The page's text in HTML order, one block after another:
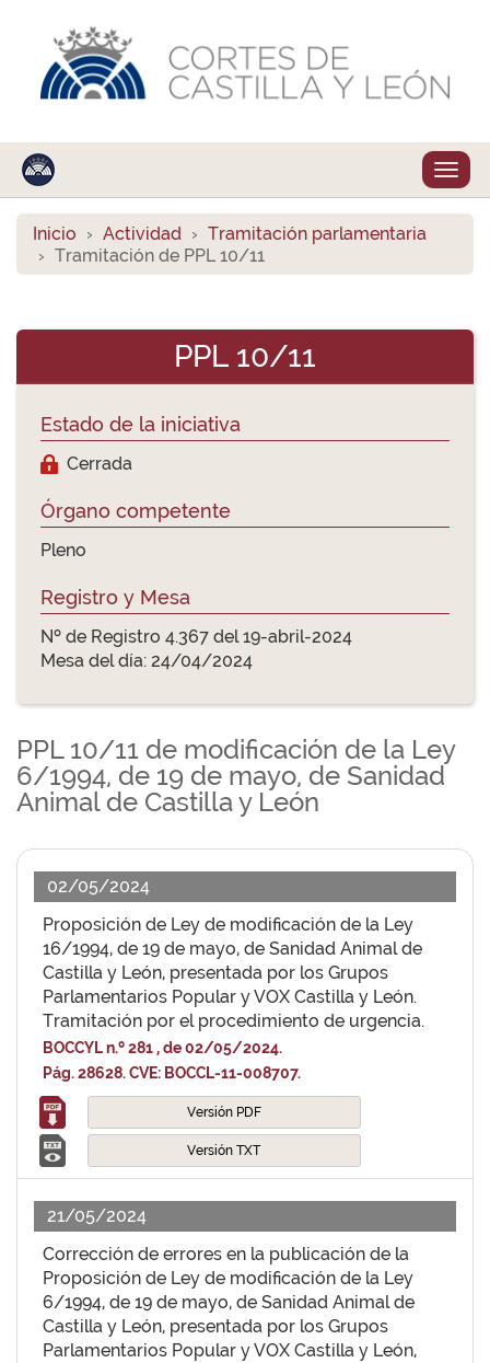
Inicio Actividad
Tramitación parlamentaria
Tramitación de PPL 10/11
PPL 10/11
Estado de la iniciativa
Cerrada
Órgano competente
Pleno
Registro y Mesa
Nº de Registro 4.367 del 19-abril-2024
Mesa del día: 24/04/2024
PPL 10/11 de modificación de la Ley
6/1994, de 19 de mayo, de Sanidad
Animal de Castilla y León
02/05/2024
Proposición de Ley de modificación de la Ley
16/1994, de 19 de mayo, de Sanidad Animal de
Castilla y León, presentada por los Grupos
Parlamentarios Popular y VOX Castilla y León.
Tramitación por el procedimiento de urgencia.
BOCCYL n.º 281 , de 02/05/2024.
Pág. 28628. CVE: BOCCL-11-008707.
Versión PDF
Versión TXT
21/05/2024
Corrección de errores en la publicación de la
Proposición de Ley de modificación de la Ley
6/1994, de 19 de mayo, de Sanidad Animal de
Castilla y León, presentada por los Grupos
Parlamentarios Popular y VOX Castilla y León,